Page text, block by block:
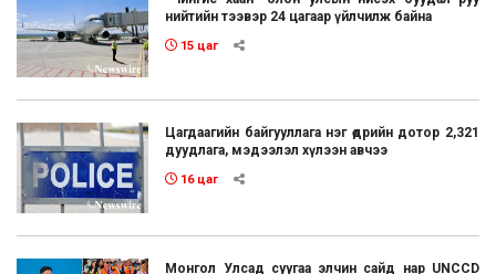
нийтийн тээвэр 24 цагаар үйлчилж байна
15 цаг
Цагдаагийн байгууллага нэг өдрийн дотор 2,321
дуудлага, мэдээлэл хүлээн авчээ
16 цаг
Монгол Улсад суугаа элчин сайд нар UNCCD